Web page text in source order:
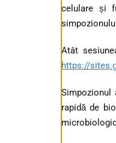
celulare și
Atât
https://
Simpozionul
rapidă de